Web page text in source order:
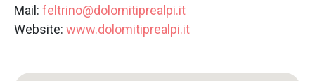
Mail: feltrino@dolomitiprealpi.it
Website: www.dolomitiprealpi.it